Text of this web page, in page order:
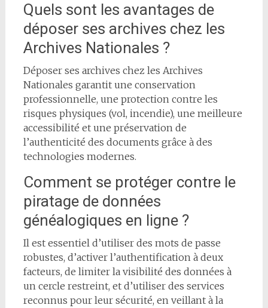
Quels sont les avantages de
déposer ses archives chez les
Archives Nationales ?
Déposer ses archives chez les Archives
Nationales garantit une conservation
professionnelle, une protection contre les
risques physiques (vol, incendie), une meilleure
accessibilité et une préservation de
l’authenticité des documents grâce à des
technologies modernes.
Comment se protéger contre le
piratage de données
généalogiques en ligne ?
Il est essentiel d’utiliser des mots de passe
robustes, d’activer l’authentification à deux
facteurs, de limiter la visibilité des données à
un cercle restreint, et d’utiliser des services
reconnus pour leur sécurité, en veillant à la